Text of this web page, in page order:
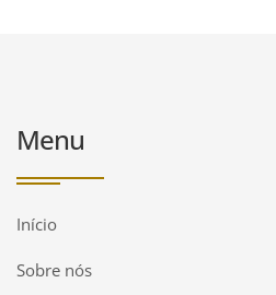
Menu
Início
Sobre nós